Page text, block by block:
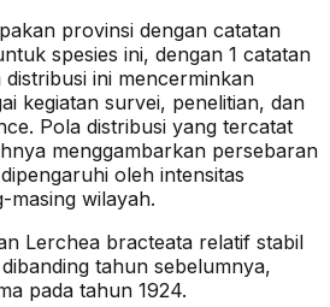
provinsi dengan catatan
spesies ini, dengan 1 catatan
distribusi ini mencerminkan
kegiatan survei, penelitian, dan
Pola distribusi yang tercatat
menggambarkan persebaran
oleh intensitas
masing wilayah.
Lerchea bracteata relatif stabil
tahun sebelumnya,
pada tahun 1924.